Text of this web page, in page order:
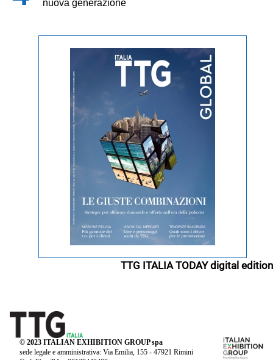
nuova generazione
TTG ITALIA TODAY digital edition
© 2023 ITALIAN EXHIBITION GROUP spa
sede legale e amministrativa: Via Emilia, 155 - 47921 Rimini